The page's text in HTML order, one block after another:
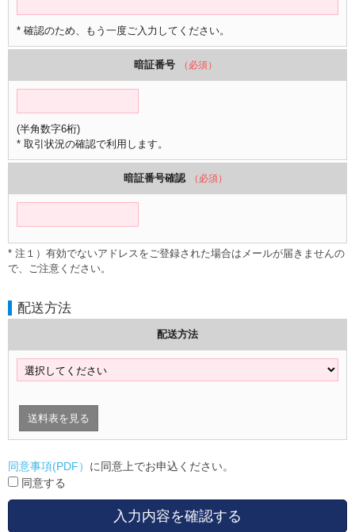
* 確認のため、もう一度ご入力してください。
暗証番号 （必須）
(半角数字6桁)
* 取引状況の確認で利用します。
暗証番号確認 （必須）
* 注１）有効でないアドレスをご登録された場合はメールが届きませんの
で、ご注意ください。
配送方法
配送方法
送料表を見る
同意事項(PDF） に同意上でお申込ください。
同意する
入力内容を確認する